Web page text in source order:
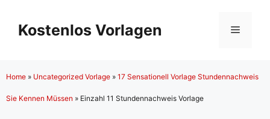
Inhalt
springen
Kostenlos Vorlagen Menü
Home » Uncategorized Vorlage » 17 Sensationell Vorlage Stundennachweis
Sie Kennen Müssen » Einzahl 11 Stundennachweis Vorlage